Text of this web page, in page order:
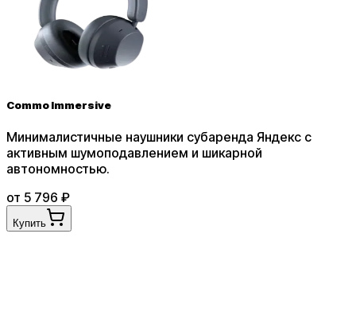
Commo Immersive
Минималистичные наушники субаренда Яндекс с
активным шумоподавлением и шикарной
автономностью.
от 5 796 ₽
Купить